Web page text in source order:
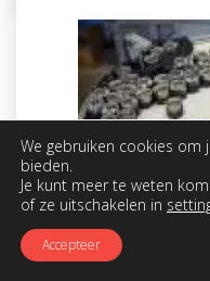
We gebruiken cookies om
bieden.
Je kunt meer te weten
of ze uitschakelen in
Accepteer